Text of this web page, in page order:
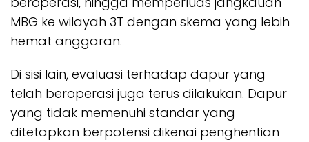
MBG ke wilayah 3T dengan skema yang lebih
hemat anggaran.
Di sisi lain, evaluasi terhadap dapur yang
telah beroperasi juga terus dilakukan. Dapur
yang tidak memenuhi standar yang
ditetapkan berpotensi dikenai penghentian